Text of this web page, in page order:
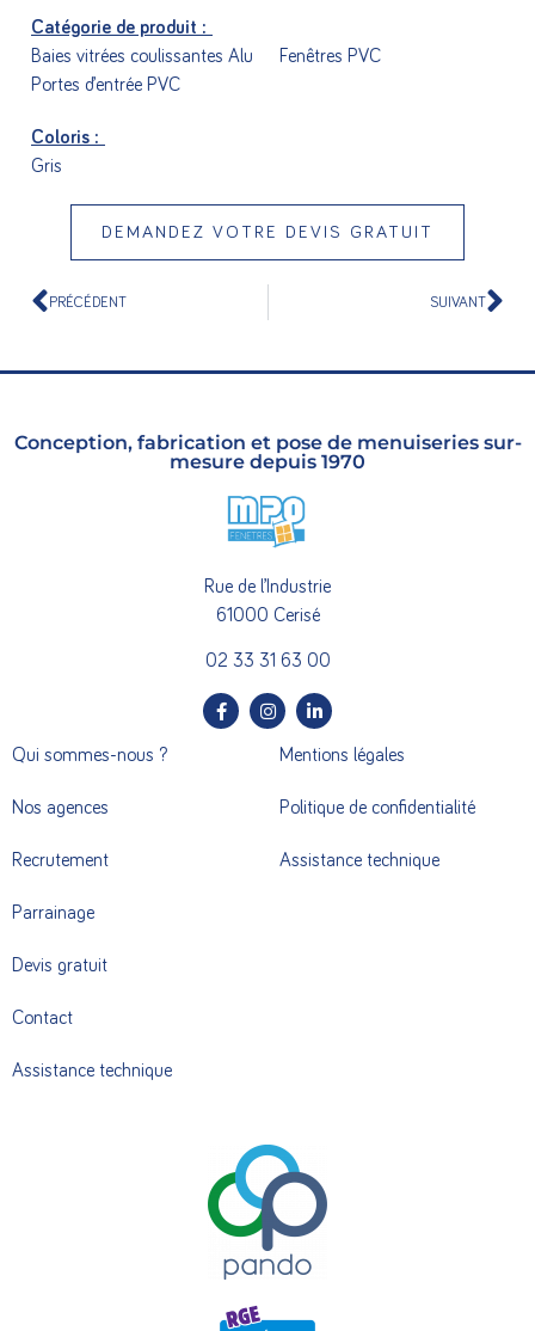
Catégorie de produit :
Baies vitrées coulissantes Alu
Fenêtres PVC
Portes d’entrée PVC
Coloris :
Gris
DEMANDEZ VOTRE DEVIS GRATUIT
PRÉCÉDENT SUIVANT
Conception, fabrication et pose de menuiseries sur-
mesure depuis 1970
Rue de l’Industrie
61000 Cerisé
02 33 31 63 00
Qui sommes-nous ?
Nos agences
Recrutement
Parrainage
Devis gratuit
Contact
Assistance technique
Mentions légales
Politique de confidentialité
Assistance technique